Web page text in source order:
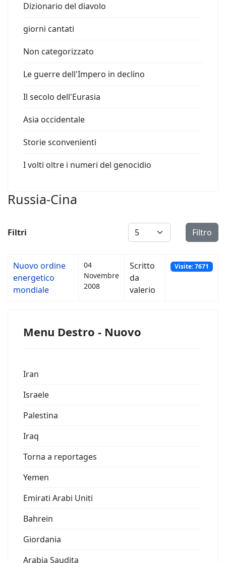
Dizionario del diavolo
giorni cantati
Non categorizzato
Le guerre dell'Impero in declino
Il secolo dell'Eurasia
Asia occidentale
Storie sconvenienti
I volti oltre i numeri del genocidio
Russia-Cina
Filtri Visualizza # Filtro
Nuovo ordine
energetico
mondiale
04
Novembre
2008
Scritto
da
valerio
Visite: 7671
Menu Destro - Nuovo
Iran
Israele
Palestina
Iraq
Torna a reportages
Yemen
Emirati Arabi Uniti
Bahrein
Giordania
Arabia Saudita